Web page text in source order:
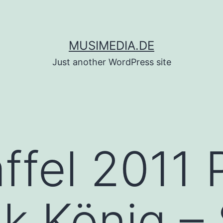
MUSIMEDIA.DE
Just another WordPress site
2011